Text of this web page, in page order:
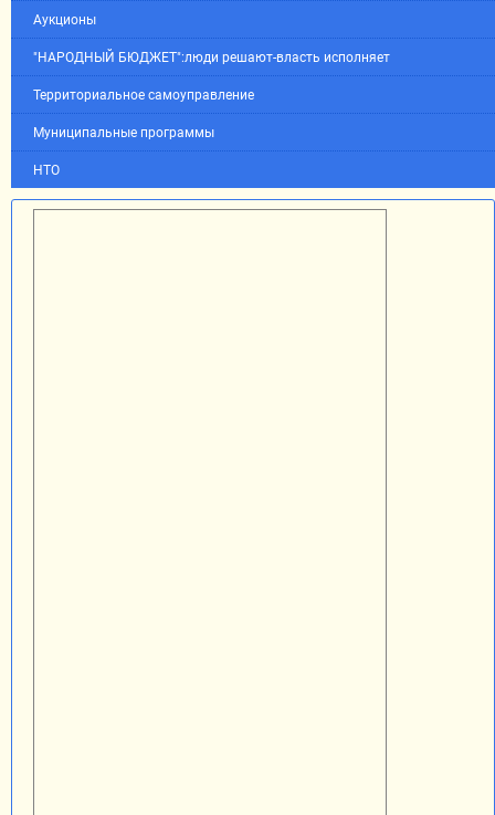
Аукционы
"НАРОДНЫЙ БЮДЖЕТ":люди решают-власть исполняет
Территориальное самоуправление
Муниципальные программы
НТО